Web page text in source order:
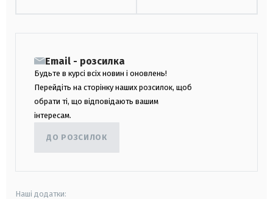
Email - розсилка
Будьте в курсі всіх новин і оновлень!
Перейдіть на сторінку наших розсилок, щоб
обрати ті, що відповідають вашим
інтересам.
ДО РОЗСИЛОК
Наші додатки: